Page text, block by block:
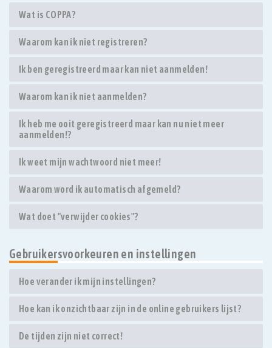
Wat is COPPA?
Waarom kan ik niet registreren?
Ik ben geregistreerd maar kan niet aanmelden!
Waarom kan ik niet aanmelden?
Ik heb me ooit geregistreerd maar kan nu niet meer
aanmelden!?
Ik weet mijn wachtwoord niet meer!
Waarom word ik automatisch afgemeld?
Wat doet "verwijder cookies"?
Gebruikersvoorkeuren en instellingen
Hoe verander ik mijn instellingen?
Hoe kan ik onzichtbaar zijn in de online gebruikers lijst?
De tijden zijn niet correct!